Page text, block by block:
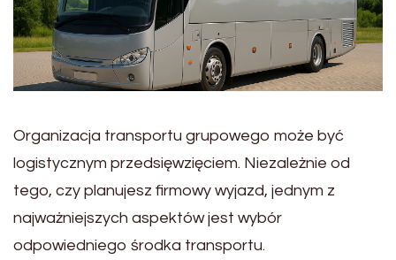
Organizacja transportu grupowego może być
logistycznym przedsięwzięciem. Niezależnie od
tego, czy planujesz firmowy wyjazd, jednym z
najważniejszych aspektów jest wybór
odpowiedniego środka transportu.